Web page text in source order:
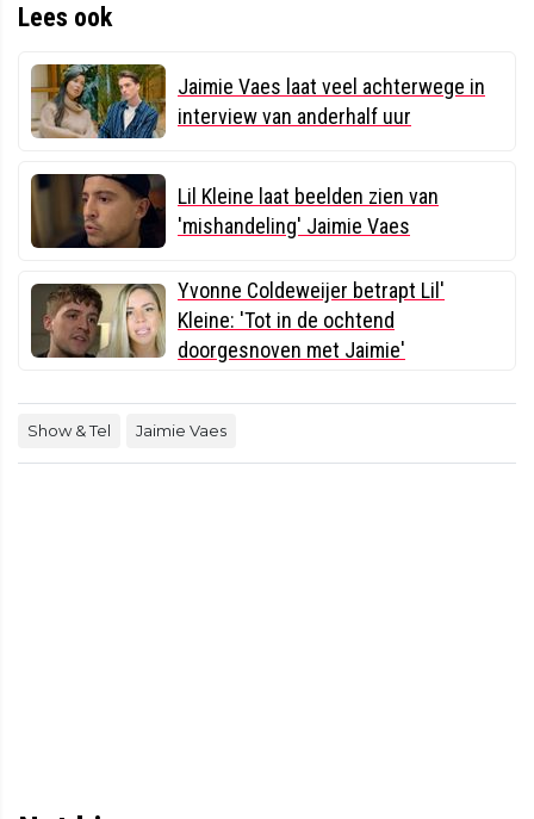
Lees ook
Jaimie Vaes laat veel achterwege in
interview van anderhalf uur
Lil Kleine laat beelden zien van
'mishandeling' Jaimie Vaes
Yvonne Coldeweijer betrapt Lil'
Kleine: 'Tot in de ochtend
doorgesnoven met Jaimie'
Show & Tel Jaimie Vaes